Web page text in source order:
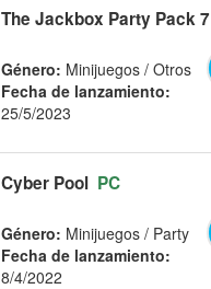
The Jackbox Party Pack 7
Género: Minijuegos / Otros
Fecha de lanzamiento:
25/5/2023
Cyber Pool PC
Género: Minijuegos / Party
Fecha de lanzamiento:
8/4/2022